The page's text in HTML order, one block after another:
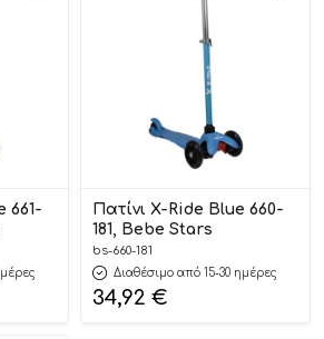
661-
Πατίνι X-Ride Blue 660-
181, Bebe Stars
bs-660-181
Διαθέσιμο από 15-30 ημέρες
34,92 €